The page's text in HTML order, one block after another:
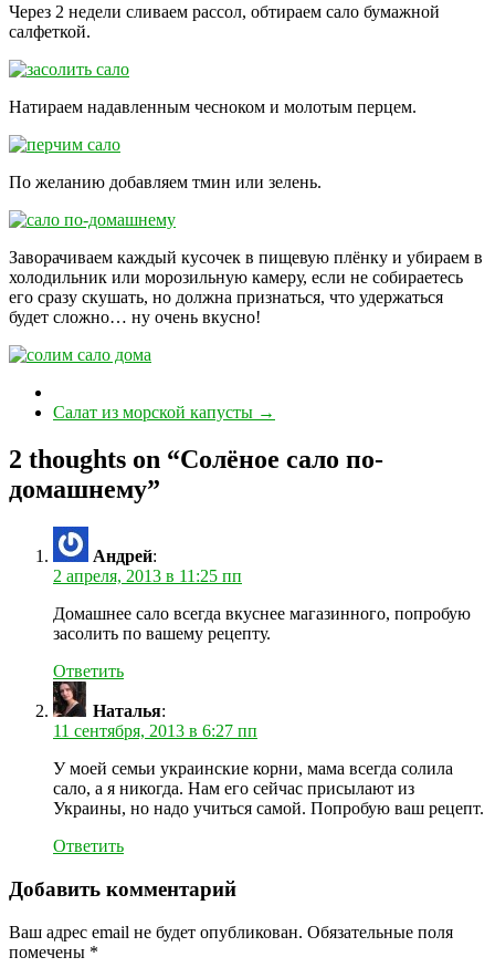
Через 2 недели сливаем рассол, обтираем сало бумажной
салфеткой.
Натираем надавленным чесноком и молотым перцем.
По желанию добавляем тмин или зелень.
Заворачиваем каждый кусочек в пищевую плёнку и убираем в
холодильник или морозильную камеру, если не собираетесь
его сразу скушать, но должна признаться, что удержаться
будет сложно… ну очень вкусно!
Салат из морской капусты →
2 thoughts on “Солёное сало по-
домашнему”
Андрей:
2 апреля, 2013 в 11:25 пп
Домашнее сало всегда вкуснее магазинного, попробую
засолить по вашему рецепту.
Ответить
Наталья:
11 сентября, 2013 в 6:27 пп
У моей семьи украинские корни, мама всегда солила
сало, а я никогда. Нам его сейчас присылают из
Украины, но надо учиться самой. Попробую ваш рецепт.
Ответить
Добавить комментарий
Ваш адрес email не будет опубликован. Обязательные поля
помечены *